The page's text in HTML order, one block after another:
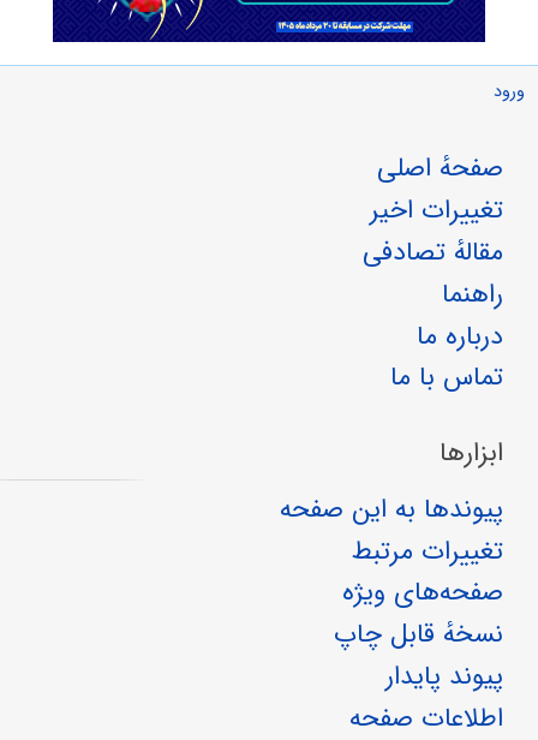
ورود
صفحهٔ اصلی
تغییرات اخیر
مقالهٔ تصادفی
راهنما
درباره ما
تماس با ما
ابزارها
پیوندها به این صفحه
تغییرات مرتبط
صفحه‌های ویژه
نسخهٔ قابل چاپ
پیوند پایدار
اطلاعات صفحه